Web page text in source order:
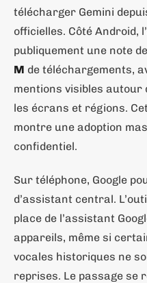
télécharger Gemini
officielles. Côté Android,
publiquement une note de
M de téléchargements,
mentions visibles autour
les écrans et régions.
montre une adoption
confidentiel.
Sur téléphone, Google
d’assistant central.
place de l’assistant
appareils, même si
vocales historiques ne
reprises. Le passage se